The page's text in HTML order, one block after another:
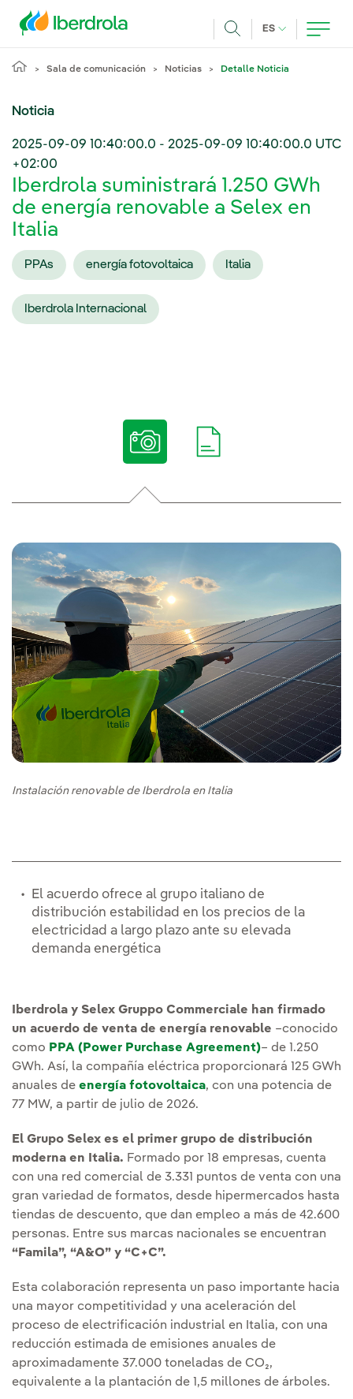
ES IDIOMA
Sala de comunicación Noticias Detalle Noticia
Noticia
2025-09-09 10:40:00.0 - 2025-09-09 10:40:00.0 UTC
+02:00
Iberdrola suministrará 1.250 GWh
de energía renovable a Selex en
Italia
PPAs energía fotovoltaica Italia
Iberdrola Internacional
Instalación renovable de Iberdrola en Italia
El acuerdo ofrece al grupo italiano de
distribución estabilidad en los precios de la
electricidad a largo plazo ante su elevada
demanda energética
Iberdrola y Selex Gruppo Commerciale han firmado
un acuerdo de venta de energía renovable –conocido
como PPA (Power Purchase Agreement)– de 1.250
GWh. Así, la compañía eléctrica proporcionará 125 GWh
anuales de energía fotovoltaica, con una potencia de
77 MW, a partir de julio de 2026.
El Grupo Selex es el primer grupo de distribución
moderna en Italia. Formado por 18 empresas, cuenta
con una red comercial de 3.331 puntos de venta con una
gran variedad de formatos, desde hipermercados hasta
tiendas de descuento, que dan empleo a más de 42.600
personas. Entre sus marcas nacionales se encuentran
“Famila”, “A&O” y “C+C”.
Esta colaboración representa un paso importante hacia
una mayor competitividad y una aceleración del
proceso de electrificación industrial en Italia, con una
reducción estimada de emisiones anuales de
aproximadamente 37.000 toneladas de CO₂,
equivalente a la plantación de 1,5 millones de árboles.